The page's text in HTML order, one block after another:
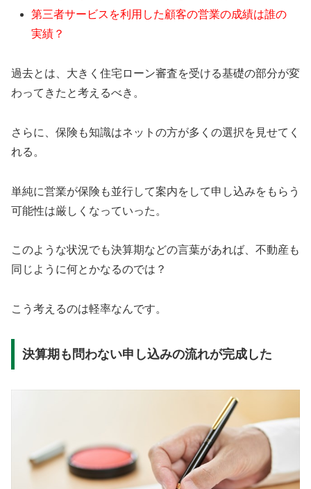
第三者サービスを利用した顧客の営業の成績は誰の
実績？
過去とは、大きく住宅ローン審査を受ける基礎の部分が変
わってきたと考えるべき。
さらに、保険も知識はネットの方が多くの選択を見せてく
れる。
単純に営業が保険も並行して案内をして申し込みをもらう
可能性は厳しくなっていった。
このような状況でも決算期などの言葉があれば、不動産も
同じように何とかなるのでは？
こう考えるのは軽率なんです。
決算期も問わない申し込みの流れが完成した